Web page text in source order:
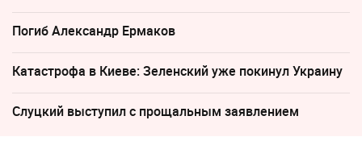
Погиб Александр Ермаков
Катастрофа в Киеве: Зеленский уже покинул Украину
Слуцкий выступил с прощальным заявлением